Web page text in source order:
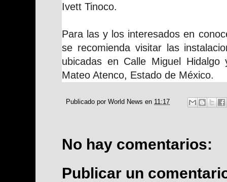
Ivett Tinoco.
Para las y los interesados en
se recomienda visitar las
ubicadas en Calle Miguel
Mateo Atenco, Estado de México.
Publicado por World News en 11:17
No hay comentarios:
Publicar un